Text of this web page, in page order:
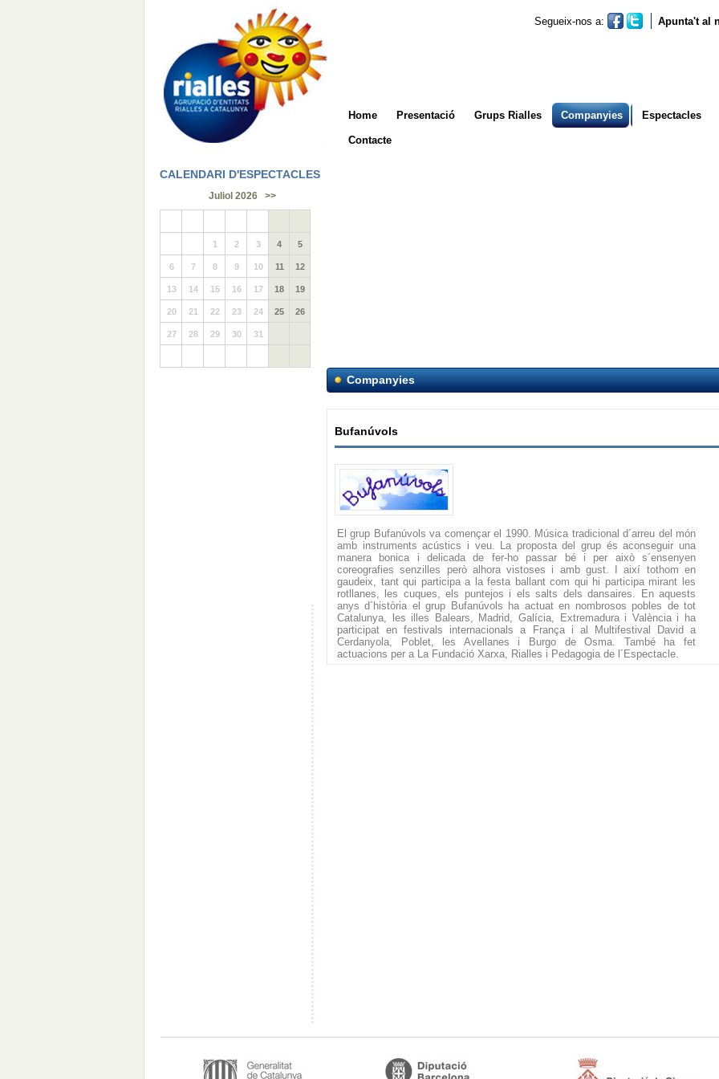
Segueix-nos a: Apunta't al
Home Presentació Grups Rialles Companyies Espectacles
Contacte
CALENDARI D'ESPECTACLES
Juliol 2026 >>
1 2 3 4 5
6 7 8 9 10 11 12
13 14 15 16 17 18 19
20 21 22 23 24 25 26
27 28 29 30 31
Companyies
Bufanúvols
El grup Bufanúvols va començar el 1990. Música tradicional d´arreu del món
amb instruments acústics i veu. La proposta del grup és aconseguir una
manera bonica i delicada de fer-ho passar bé i per això s´ensenyen
coreografies senzilles però alhora vistoses i amb gust. I així tothom en
gaudeix, tant qui participa a la festa ballant com qui hi participa mirant les
rotllanes, les cuques, els puntejos i els salts dels dansaires. En aquests
anys d´història el grup Bufanúvols ha actuat en nombrosos pobles de tot
Catalunya, les illes Balears, Madrid, Galícia, Extremadura i València i ha
participat en festivals internacionals a França i al Multifestival David a
Cerdanyola, Poblet, les Avellanes i Burgo de Osma. També ha fet
actuacions per a La Fundació Xarxa, Rialles i Pedagogia de l´Espectacle.